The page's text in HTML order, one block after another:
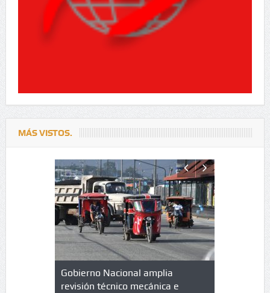
MÁS VISTOS.
de
en
Gobierno Nacional amplia
revisión técnico mecánica e